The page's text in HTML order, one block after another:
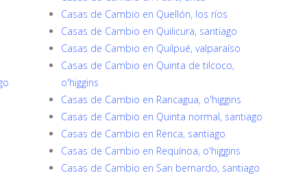
Casas de Cambio en Quellón, los ríos
Casas de Cambio en Quilicura, santiago
Casas de Cambio en Quilpué, valparaíso
Casas de Cambio en Quinta de tilcoco,
o'higgins
Casas de Cambio en Rancagua, o'higgins
Casas de Cambio en Quinta normal, santiago
Casas de Cambio en Renca, santiago
Casas de Cambio en Requínoa, o'higgins
Casas de Cambio en San bernardo, santiago